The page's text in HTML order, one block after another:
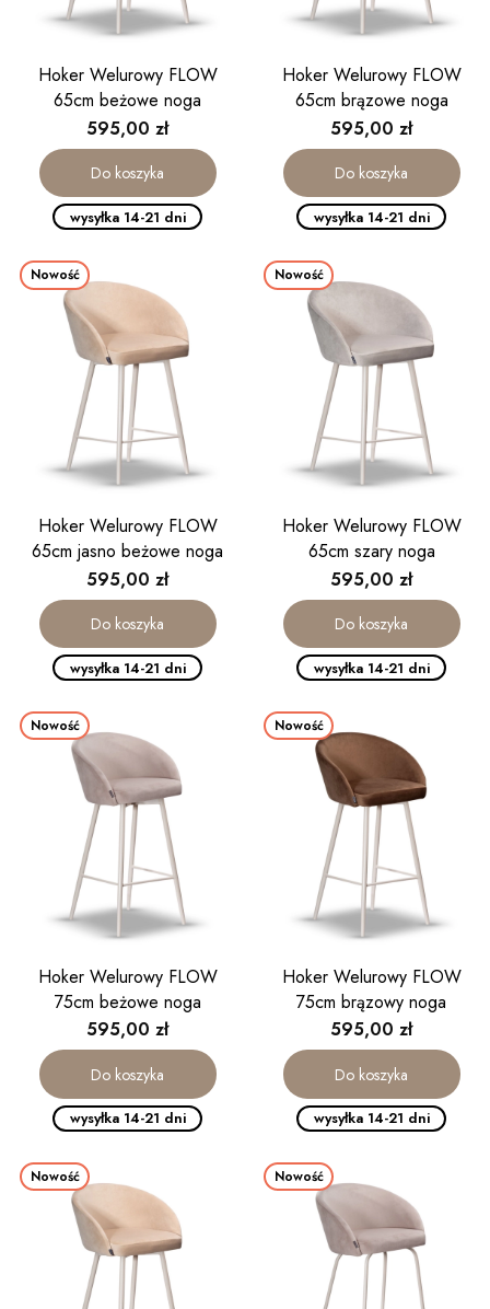
Hoker Welurowy FLOW
65cm beżowe noga
kaszmirowa
Cena
595,00 zł
Do koszyka
wysyłka 14-21 dni
Hoker Welurowy FLOW
65cm brązowe noga
kaszmirowa
Cena
595,00 zł
Do koszyka
wysyłka 14-21 dni
Nowość
Hoker Welurowy FLOW
65cm jasno beżowe noga
kaszmirowa
Cena
595,00 zł
Do koszyka
wysyłka 14-21 dni
Nowość
Hoker Welurowy FLOW
65cm szary noga
kaszmirowa
Cena
595,00 zł
Do koszyka
wysyłka 14-21 dni
Nowość
Hoker Welurowy FLOW
75cm beżowe noga
kaszmirowa
Cena
595,00 zł
Do koszyka
wysyłka 14-21 dni
Nowość
Hoker Welurowy FLOW
75cm brązowy noga
kaszmirowa
Cena
595,00 zł
Do koszyka
wysyłka 14-21 dni
Nowość Nowość